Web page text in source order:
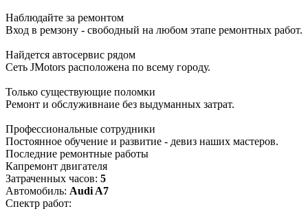
Наблюдайте за ремонтом
Вход в ремзону - свободный на любом этапе ремонтных работ.
Найдется автосервис рядом
Сеть JMotors расположена по всему городу.
Только существующие поломки
Ремонт и обслуживнаие без выдуманных затрат.
Профессиональные сотрудники
Постоянное обучение и развитие - девиз наших мастеров.
Последние ремонтные работы
Капремонт двигателя
Затраченных часов: 5
Автомобиль: Audi A7
Спектр работ: